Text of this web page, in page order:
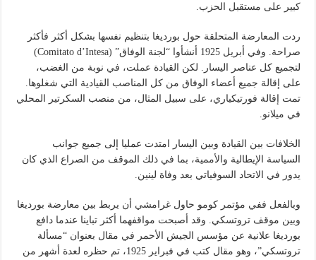
كبير على مستقبل الحزب.
ردت المعارضة المتحلقة حول بورديغا بتنظيم نفسها بشكل أكثر فأكثر
صراحة. وفي أبريل 1925 أنشأوا “لجنة الوفاق” (Comitato d’Intesa)
لتجميع كل عناصر اليسار. لكن القيادة عملت، في نوبة من الغضب،
على إقالة جميع أعضاء الوفاق من كل المناصب القيادية التي شغلوها.
تمت إقالة فورتيكياري، على سبيل المثال، من منصب السكرتير المحلي
في ميلانو.
الخلافات بين القيادة وبين اليسار امتدت عمليا إلى جميع جوانب
السياسة الإيطالية والأممية، بما في ذلك الموقف من الصراع الذي كان
يدور في الاتحاد السوفياتي بعد وفاة لينين.
وبالفعل ففي مؤتمر كومو حاول غرامشي أن يربط بين معارضة بورديغا
وبين موقف تروتسكي. وقد أصبحت مواقفهما أكثر تباينا عندما دافع
بورديغا علانية عن مؤسس الجيش الأحمر في مقال بعنوان “مسألة
تروتسكي”، وهو مقال كتب في فبراير 1925، تم حظره لعدة أشهر من